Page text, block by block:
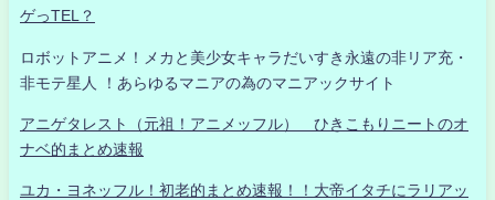
ゲっTEL？
ロボットアニメ！メカと美少女キャラだいすき永遠の非リア充・
非モテ星人 ！あらゆるマニアの為のマニアックサイト
アニゲタレスト（元祖！アニメッフル） ひきこもりニートのオ
ナベ的まとめ速報
ユカ・ヨネッフル！初老的まとめ速報！！大帝イタチにラリアッ